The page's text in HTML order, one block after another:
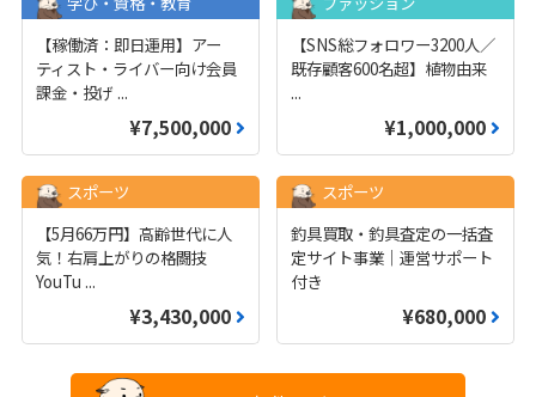
【稼働済：即日運用】アー
ティスト・ライバー向け会員
課金・投げ ...
¥7,500,000
【SNS総フォロワー3200人／
既存顧客600名超】植物由来
...
¥1,000,000
スポーツ
【5月66万円】高齢世代に人
気！右肩上がりの格闘技
YouTu ...
¥3,430,000
スポーツ
釣具買取・釣具査定の一括査
定サイト事業｜運営サポート
付き
¥680,000